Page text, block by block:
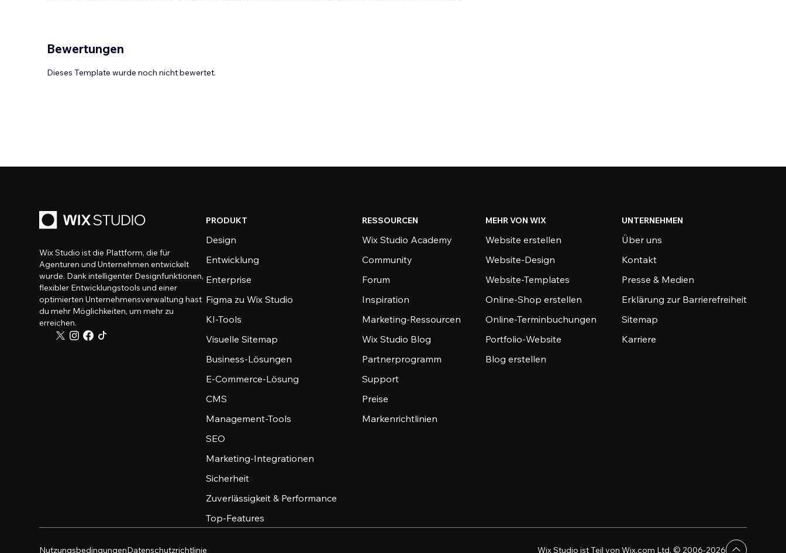
Bewertungen
Dieses Template wurde noch nicht bewertet.
Wix Studio ist die Plattform, die für
Agenturen und Unternehmen entwickelt
wurde. Dank intelligenter Designfunktionen,
flexibler Entwicklungstools und einer
optimierten Unternehmensverwaltung hast
du mehr Möglichkeiten, um mehr zu
erreichen.
PRODUKT
Design
Entwicklung
Enterprise
Figma zu Wix Studio
KI-Tools
Visuelle Sitemap
Business-Lösungen
E-Commerce-Lösung
CMS
Management-Tools
SEO
Marketing-Integrationen
Sicherheit
Zuverlässigkeit & Performance
Top-Features
RESSOURCEN
Wix Studio Academy
Community
Forum
Inspiration
Marketing-Ressourcen
Wix Studio Blog
Partnerprogramm
Support
Preise
Markenrichtlinien
MEHR VON WIX
Website erstellen
Website-Design
Website-Templates
Online-Shop erstellen
Online-Terminbuchungen
Portfolio-Website
Blog erstellen
UNTERNEHMEN
Über uns
Kontakt
Presse & Medien
Erklärung zur Barrierefreiheit
Sitemap
Karriere
NutzungsbedingungenDatenschutzrichtlinie Wix Studio ist Teil von Wix.com Ltd. © 2006-2026